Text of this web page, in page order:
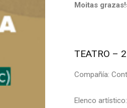
Moitas
TEATRO –
Compañía:
Elenco